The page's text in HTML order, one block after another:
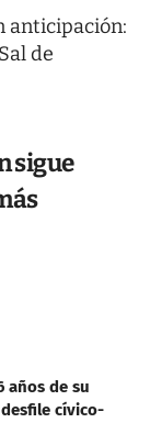
anticipación:
de
sigue
años de su
cívico-